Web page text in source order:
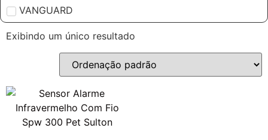
VANGUARD
Exibindo um único resultado